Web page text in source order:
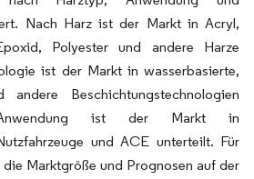
Nach Harz ist der Markt in Acryl,
Polyester und andere Harze
ist der Markt in wasserbasierte,
andere Beschichtungstechnologien
ist der Markt in
und ACE unterteilt. Für
Marktgröße und Prognosen auf der